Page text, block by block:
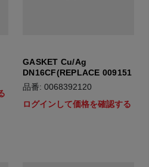
GASKET Cu/Ag
DN16CF(REPLACE 009151
品番: 0068392120
ログインして価格を確認する